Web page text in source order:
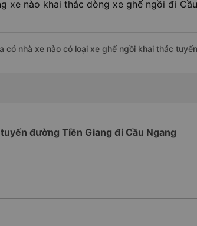
xe nào khai thác dòng xe ghế ngồi đi
có nhà xe nào có loại xe ghế ngồi khai thác
đường Tiền Giang đi Cầu Ngang